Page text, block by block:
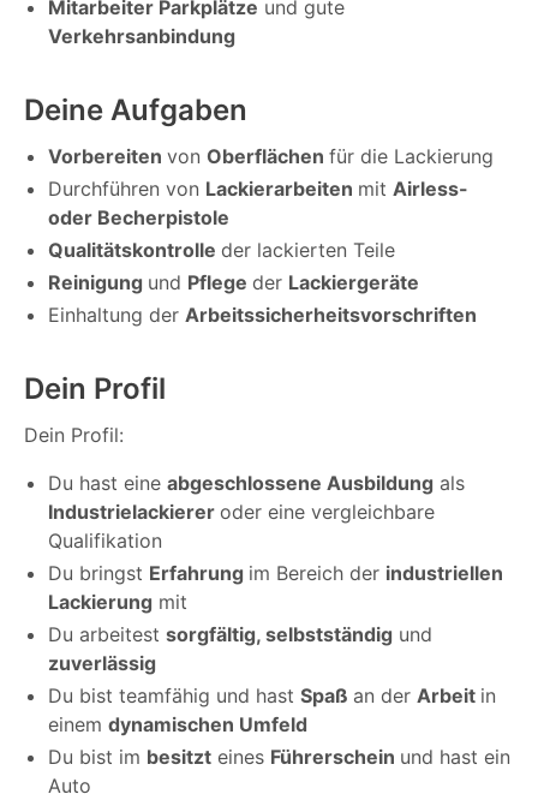
Mitarbeiter Parkplätze und gute
Verkehrsanbindung
Deine Aufgaben
Vorbereiten von Oberflächen für die Lackierung
Durchführen von Lackierarbeiten mit Airless-
oder Becherpistole
Qualitätskontrolle der lackierten Teile
Reinigung und Pflege der Lackiergeräte
Einhaltung der Arbeitssicherheitsvorschriften
Dein Profil
Dein Profil:
Du hast eine abgeschlossene Ausbildung als
Industrielackierer oder eine vergleichbare
Qualifikation
Du bringst Erfahrung im Bereich der industriellen
Lackierung mit
Du arbeitest sorgfältig, selbstständig und
zuverlässig
Du bist teamfähig und hast Spaß an der Arbeit in
einem dynamischen Umfeld
Du bist im besitzt eines Führerschein und hast ein
Auto